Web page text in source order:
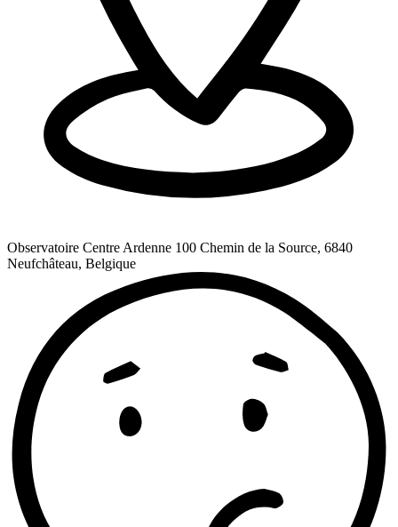
Observatoire Centre Ardenne 100 Chemin de la Source, 6840
Neufchâteau, Belgique